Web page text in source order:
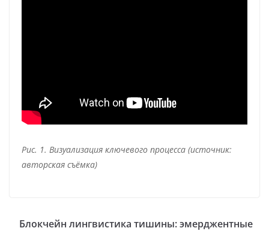
Рис. 1. Визуализация ключевого процесса (источник:
авторская съёмка)
Блокчейн лингвистика тишины: эмерджентные